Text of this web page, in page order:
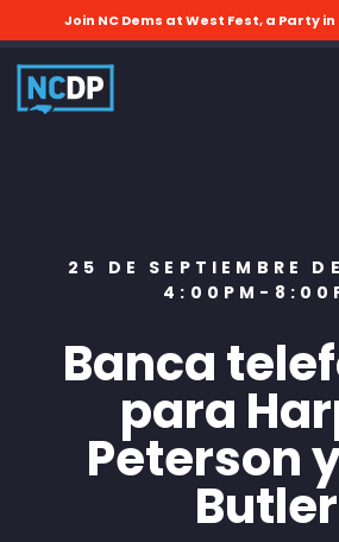
Join NC Dems at West Fest, a Party
25 DE SEPTIEMBRE
4:00PM-
Banca
para
Peterson
Butler